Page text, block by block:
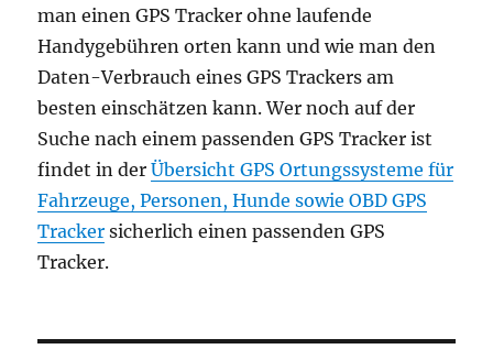
man einen GPS Tracker ohne laufende
Handygebühren orten kann und wie man den
Daten-Verbrauch eines GPS Trackers am
besten einschätzen kann. Wer noch auf der
Suche nach einem passenden GPS Tracker ist
findet in derÜbersicht GPS Ortungssysteme für
Fahrzeuge, Personen, Hunde sowieOBD GPS
Tracker sicherlich einen passenden GPS
Tracker.